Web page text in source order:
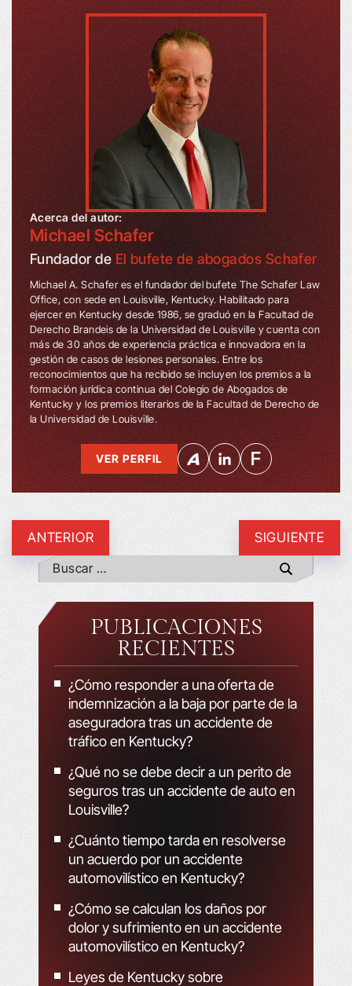
Acerca del autor:
Michael Schafer
Fundador de El bufete de abogados Schafer
Michael A. Schafer es el fundador del bufete The Schafer Law
Office, con sede en Louisville, Kentucky. Habilitado para
ejercer en Kentucky desde 1986, se graduó en la Facultad de
Derecho Brandeis de la Universidad de Louisville y cuenta con
más de 30 años de experiencia práctica e innovadora en la
gestión de casos de lesiones personales. Entre los
reconocimientos que ha recibido se incluyen los premios a la
formación jurídica continua del Colegio de Abogados de
Kentucky y los premios literarios de la Facultad de Derecho de
la Universidad de Louisville.
VER PERFIL
ANTERIOR SIGUIENTE
PUBLICACIONES
RECIENTES
¿Cómo responder a una oferta de
indemnización a la baja por parte de la
aseguradora tras un accidente de
tráfico en Kentucky?
¿Qué no se debe decir a un perito de
seguros tras un accidente de auto en
Louisville?
¿Cuánto tiempo tarda en resolverse
un acuerdo por un accidente
automovilístico en Kentucky?
¿Cómo se calculan los daños por
dolor y sufrimiento en un accidente
automovilístico en Kentucky?
Leyes de Kentucky sobre